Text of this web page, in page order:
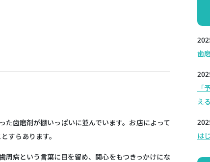
歯磨剤が棚いっぱいに並んでいます。お店によって
すらあります。
病という言葉に目を留め、関心をもつきっかけにな
歯
「
える
は